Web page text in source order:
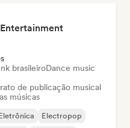
brasileiroDance music
de publicação musical
músicas
Electropop